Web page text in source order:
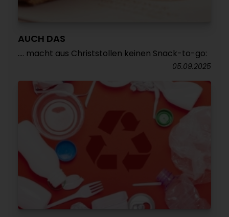
AUCH DAS
…. macht aus Christstollen keinen Snack-to-go:
05.09.2025